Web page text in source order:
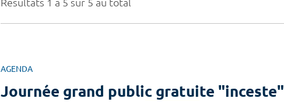
Résultats 1 à 5 sur 5 au total
AGENDA
Journée grand public gratuite "inceste"